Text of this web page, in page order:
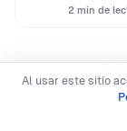
2 min de
© 2026
Al usar este sitio